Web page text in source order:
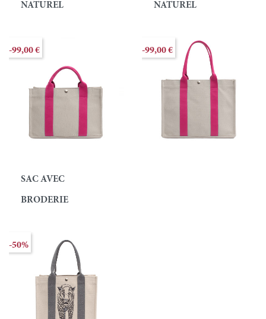
NATUREL
-99,00 €
NATUREL
-99,00 €
SAC AVEC
BRODERIE
-50%